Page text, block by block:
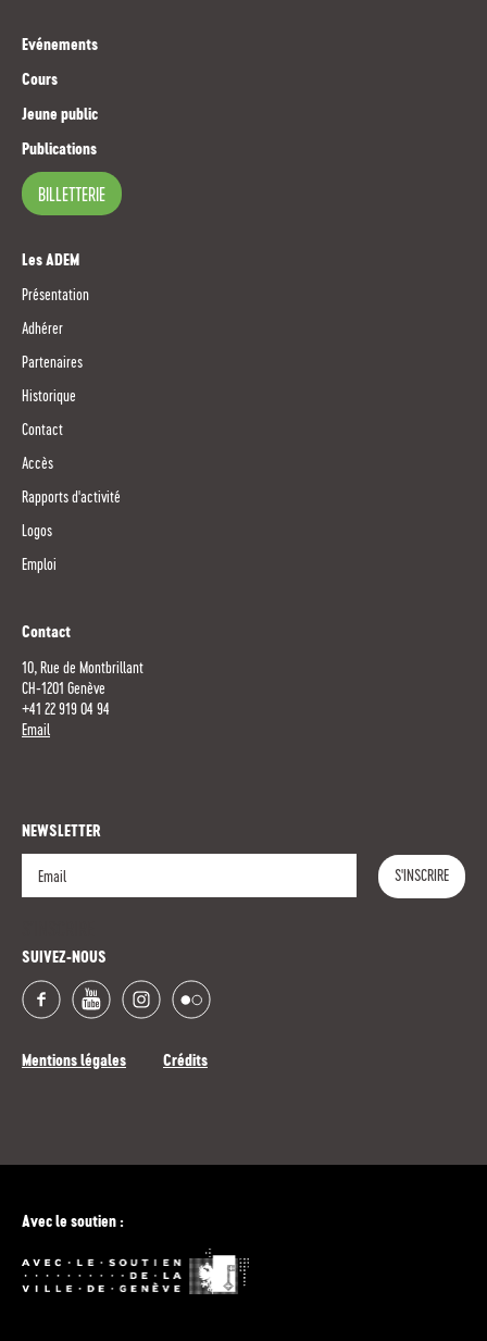
Evénements
Cours
Jeune public
Publications
BILLETTERIE
Les ADEM
Présentation
Adhérer
Partenaires
Historique
Contact
Accès
Rapports d'activité
Logos
Emploi
Contact
10, Rue de Montbrillant
CH-1201 Genève
+41 22 919 04 94
Email
NEWSLETTER
S'INSCRIRE
SUIVEZ-NOUS
Mentions légales Crédits
Avec le soutien :